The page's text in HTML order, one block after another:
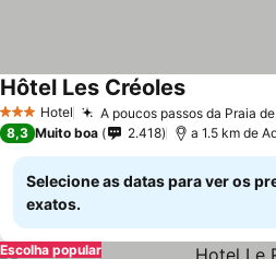
3 EstrelasHotel A poucos passos da Praia
Hôtel Les Créoles
8,3 Muito boa 2.418 a 1.5 km de
Selecione as datas para ver os
exatos.
Escolha popular